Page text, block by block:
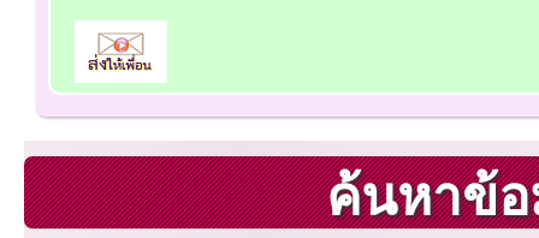
ค้นหาข้